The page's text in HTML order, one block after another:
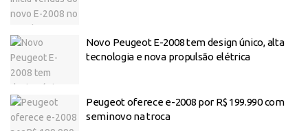
Novo Peugeot E-2008 tem design único, alta
tecnologia e nova propulsão elétrica
Peugeot oferece e-2008 por R$ 199.990 com
seminovo na troca